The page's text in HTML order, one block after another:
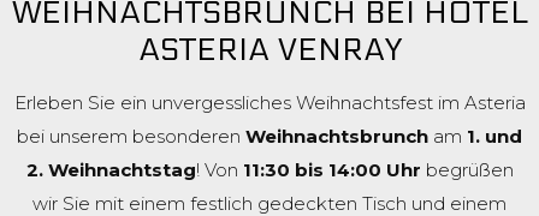
WEIHNACHTSBRUNCH BEI HOTEL
ASTERIA VENRAY
Erleben Sie ein unvergessliches Weihnachtsfest im Asteria
bei unserem besonderen Weihnachtsbrunch am 1. und
2. Weihnachtstag! Von 11:30 bis 14:00 Uhr begrüßen
wir Sie mit einem festlich gedeckten Tisch und einem